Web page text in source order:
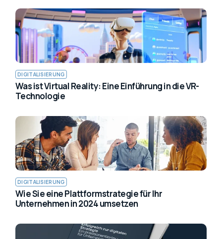
DIGITALISIERUNG
Was ist Virtual Reality: Eine Einführung in die VR-
Technologie
DIGITALISIERUNG
Wie Sie eine Plattformstrategie für Ihr
Unternehmen in 2024 umsetzen